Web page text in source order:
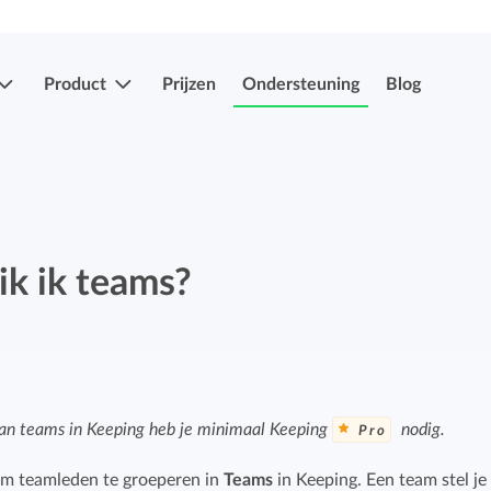
goedkeuren.
Facturatiekoppelingen
Product
Registraties indienen & goedkeuren
Eenvoudig ziekte en afwezigheid registreren.
Prijzen Ondersteuning Blog
ik teams?
teams in Keeping heb je minimaal Keeping Pro nodig.
teamleden te groeperen inTeams in Keeping. Een team stel je